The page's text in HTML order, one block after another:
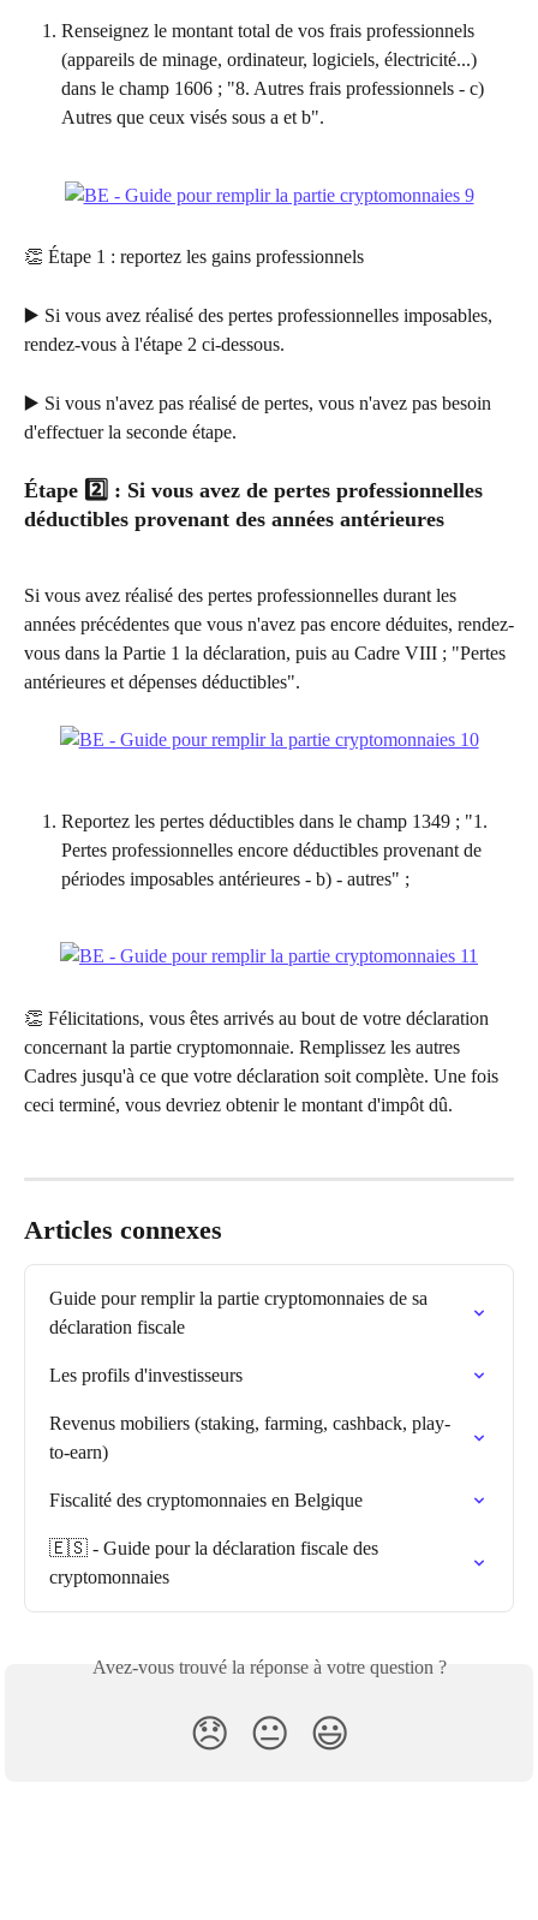
Renseignez le montant total de vos frais professionnels
(appareils de minage, ordinateur, logiciels, électricité...)
dans le champ 1606 ; "8. Autres frais professionnels - c)
Autres que ceux visés sous a et b".
👏 Étape 1 : reportez les gains professionnels
▶️ Si vous avez réalisé des pertes professionnelles imposables,
rendez-vous à l'étape 2 ci-dessous.
▶️ Si vous n'avez pas réalisé de pertes, vous n'avez pas besoin
d'effectuer la seconde étape.
Étape 2️⃣ : Si vous avez de pertes professionnelles
déductibles provenant des années antérieures
Si vous avez réalisé des pertes professionnelles durant les
années précédentes que vous n'avez pas encore déduites, rendez-
vous dans la Partie 1 la déclaration, puis au Cadre VIII ; "Pertes
antérieures et dépenses déductibles".
Reportez les pertes déductibles dans le champ 1349 ; "1.
Pertes professionnelles encore déductibles provenant de
périodes imposables antérieures - b) - autres" ;
👏 Félicitations, vous êtes arrivés au bout de votre déclaration
concernant la partie cryptomonnaie. Remplissez les autres
Cadres jusqu'à ce que votre déclaration soit complète. Une fois
ceci terminé, vous devriez obtenir le montant d'impôt dû.
Articles connexes
Guide pour remplir la partie cryptomonnaies de sa
déclaration fiscale
Les profils d'investisseurs
Revenus mobiliers (staking, farming, cashback, play-
to-earn)
Fiscalité des cryptomonnaies en Belgique
🇪🇸 - Guide pour la déclaration fiscale des
cryptomonnaies
Avez-vous trouvé la réponse à votre question ?
😞 😐 😃